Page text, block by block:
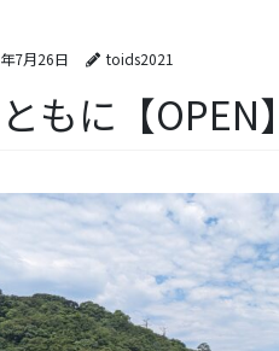
7月26日 toids2021
もに【OPEN